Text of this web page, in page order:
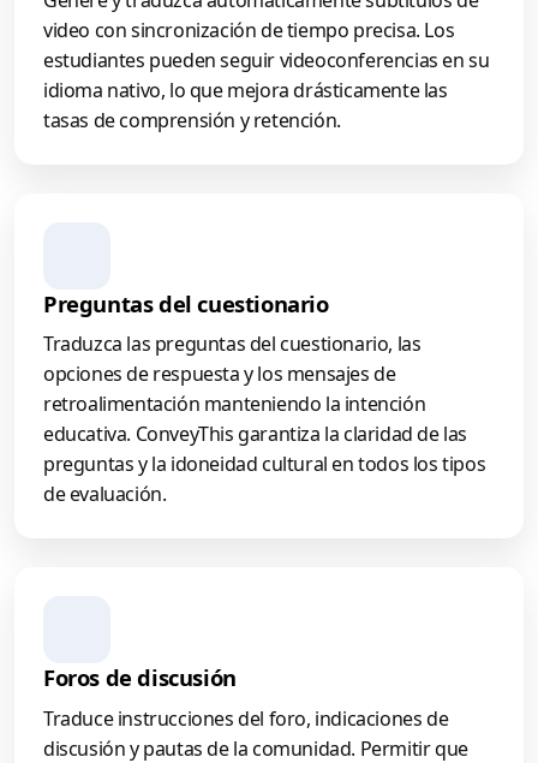
video con sincronización de tiempo precisa. Los
estudiantes pueden seguir videoconferencias en su
idioma nativo, lo que mejora drásticamente las
tasas de comprensión y retención.
Preguntas del cuestionario
Traduzca las preguntas del cuestionario, las
opciones de respuesta y los mensajes de
retroalimentación manteniendo la intención
educativa. ConveyThis garantiza la claridad de las
preguntas y la idoneidad cultural en todos los tipos
de evaluación.
Foros de discusión
Traduce instrucciones del foro, indicaciones de
discusión y pautas de la comunidad. Permitir que